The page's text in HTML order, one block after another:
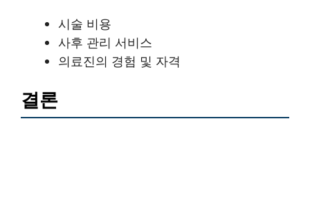
시술 비용
사후 관리 서비스
의료진의 경험 및 자격
결론